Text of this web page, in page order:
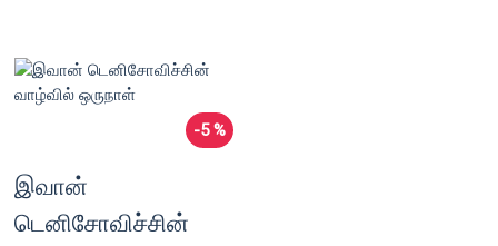
-5 %
இவான்
டெனிசோவிச்சின்